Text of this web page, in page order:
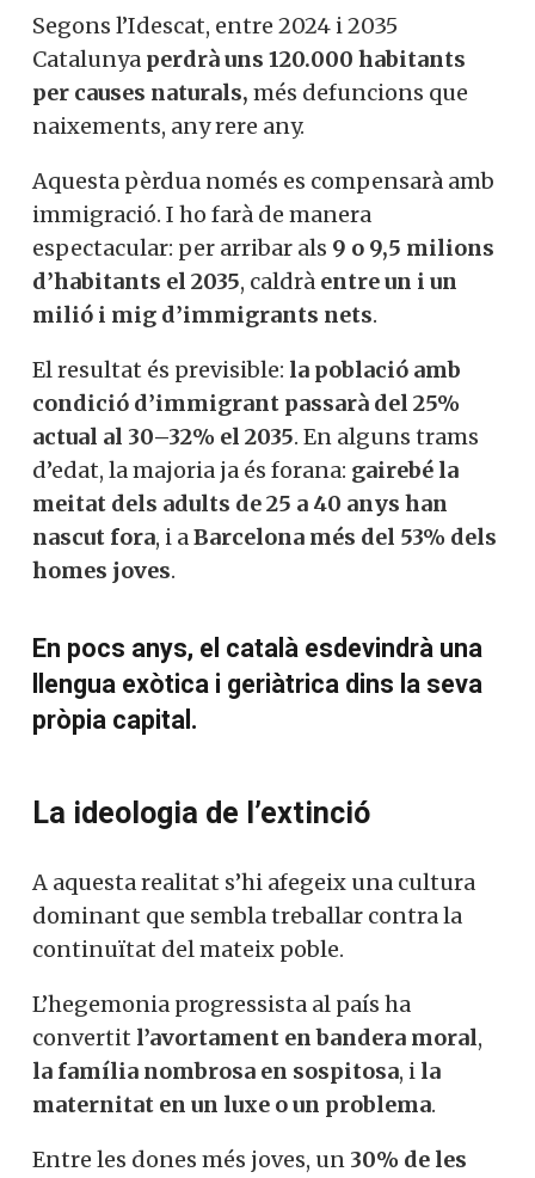
Segons l’Idescat, entre 2024 i 2035
Catalunya perdrà uns 120.000 habitants
per causes naturals, més defuncions que
naixements, any rere any.
Aquesta pèrdua només es compensarà amb
immigració. I ho farà de manera
espectacular: per arribar als 9 o 9,5 milions
d’habitants el 2035, caldrà entre un i un
milió i mig d’immigrants nets.
El resultat és previsible: la població amb
condició d’immigrant passarà del 25%
actual al 30–32% el 2035. En alguns trams
d’edat, la majoria ja és forana: gairebé la
meitat dels adults de 25 a 40 anys han
nascut fora, i aBarcelona més del 53% dels
homes joves.
En pocs anys, el català esdevindrà una
llengua exòtica i geriàtrica dins la seva
pròpia capital.
La ideologia de l’extinció
A aquesta realitat s’hi afegeix una cultura
dominant que sembla treballar contra la
continuïtat del mateix poble.
L’hegemonia progressista al país ha
convertit l’avortament en bandera moral,
la família nombrosa en sospitosa, i la
maternitat en un luxe o un problema.
Entre les dones més joves, un 30% de les